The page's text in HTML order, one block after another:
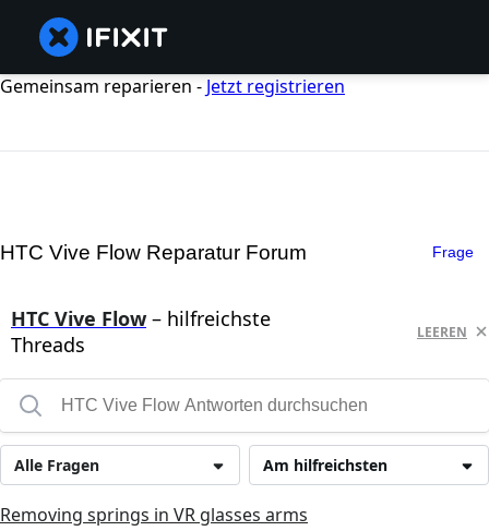
Gemeinsam reparieren - Jetzt registrieren
HTC Vive Flow Reparatur Forum Frage
HTC Vive Flow – hilfreichste
Threads
LEEREN
Am hilfreichsten
Alle Fragen
Removing springs in VR glasses arms